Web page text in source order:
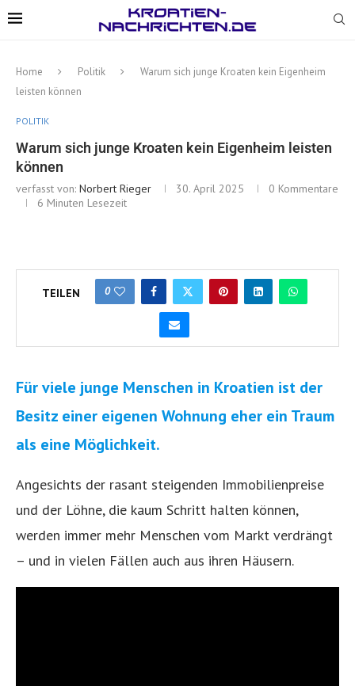
Home Politik
Warum sich junge Kroaten kein Eigenheim
leisten können
POLITIK
Warum sich junge Kroaten kein Eigenheim leisten
können
verfasst von: Norbert Rieger 30. April 2025
0 Kommentare
6 Minuten Lesezeit
TEILEN 0
Für viele junge Menschen in Kroatien ist der
Besitz einer eigenen Wohnung eher ein Traum
als eine Möglichkeit.
Angesichts der rasant steigenden Immobilienpreise
und der Löhne, die kaum Schritt halten können,
werden immer mehr Menschen vom Markt verdrängt
– und in vielen Fällen auch aus ihren Häusern.